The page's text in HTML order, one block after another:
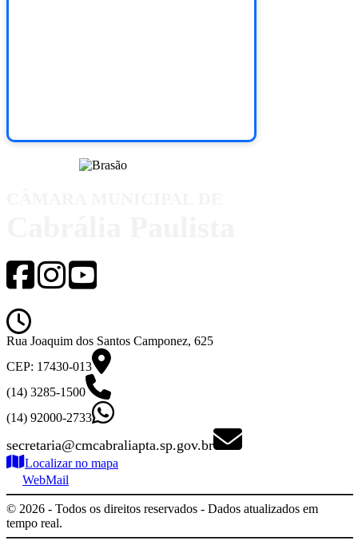
Rua Joaquim dos Santos Camponez, 625
CEP: 17430-013
(14) 3285-1500
(14) 92000-2733
secretaria@cmcabraliapta.sp.gov.br
Localizar no mapa
WebMail
© 2026 - Todos os direitos reservados - Dados atualizados em
tempo real.